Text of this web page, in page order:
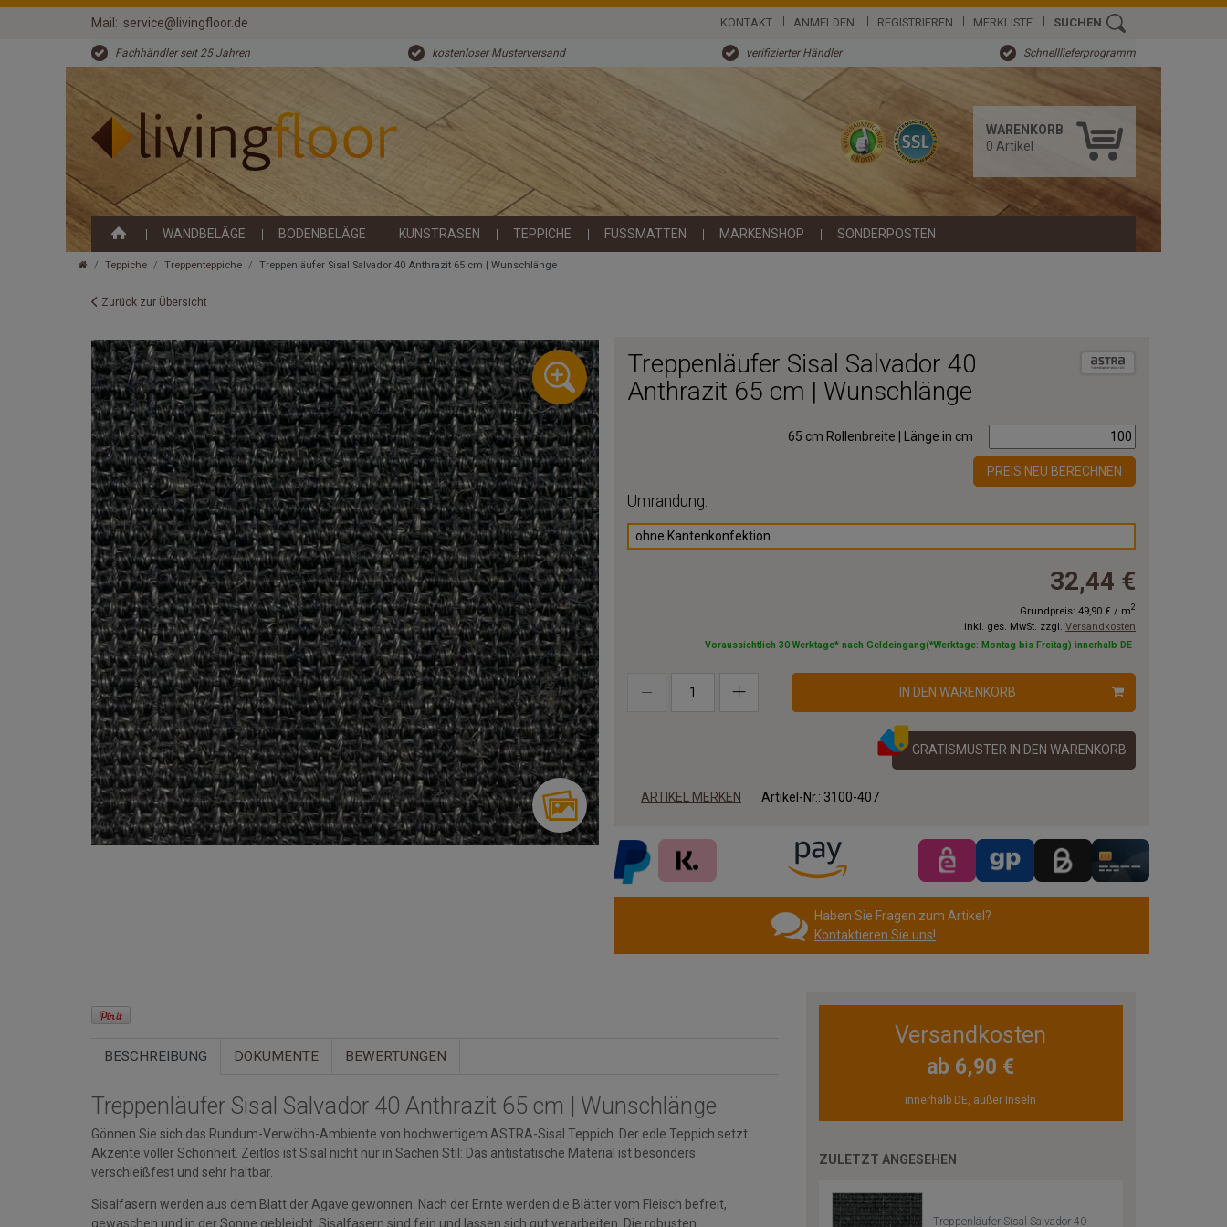
Mail: service@livingfloor.de KONTAKT ANMELDEN REGISTRIEREN MERKLISTE SUCHEN
Fachhändler seit 25 Jahren kostenloser Musterversand verifizierter Händler Schnelllieferprogramm
WARENKORB
0 Artikel
WANDBELÄGE BODENBELÄGE KUNSTRASEN TEPPICHE FUSSMATTEN MARKENSHOP SONDERPOSTEN
Teppiche Treppenteppiche Treppenläufer Sisal Salvador 40 Anthrazit 65 cm | Wunschlänge
Zurück zur Übersicht
Treppenläufer Sisal Salvador 40
Anthrazit 65 cm | Wunschlänge
65 cm Rollenbreite | Länge in cm
PREIS NEU BERECHNEN
Umrandung:
ohne Kantenkonfektion
32,44 €
Grundpreis: 49,90 € / m2
inkl. ges. MwSt. zzgl. Versandkosten
Voraussichtlich 30 Werktage* nach Geldeingang(*Werktage: Montag bis Freitag) innerhalb DE
IN DEN WARENKORB
GRATISMUSTER IN DEN WARENKORB
ARTIKEL MERKEN Artikel-Nr.: 3100-407
Haben Sie Fragen zum Artikel?
Kontaktieren Sie uns!
BESCHREIBUNG DOKUMENTE BEWERTUNGEN
Treppenläufer Sisal Salvador 40 Anthrazit 65 cm | Wunschlänge
Gönnen Sie sich das Rundum-Verwöhn-Ambiente von hochwertigem ASTRA-Sisal Teppich. Der edle Teppich setzt
Akzente voller Schönheit. Zeitlos ist Sisal nicht nur in Sachen Stil: Das antistatische Material ist besonders
verschleißfest und sehr haltbar.
Sisalfasern werden aus dem Blatt der Agave gewonnen. Nach der Ernte werden die Blätter vom Fleisch befreit,
gewaschen und in der Sonne gebleicht. Sisalfasern sind fein und lassen sich gut verarbeiten. Die robusten
Versandkosten
ab 6,90 €
innerhalb DE, außer Inseln
ZULETZT ANGESEHEN
Treppenläufer Sisal Salvador 40